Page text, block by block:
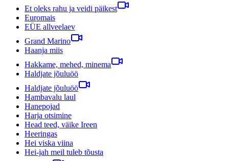
Et oleks rahu ja veidi päikest
Euromais
EÜE allveelaev
Grand Marino
Haanja miis
Hakkame, mehed, minema
Haldjate jõuluöö
Haldjate jõuluöö
Hambavalu laul
Hanepojad
Harja otsimine
Head teed, väike Ireen
Heeringas
Hei viska viina
Hei-jah meil tuleb tõusta